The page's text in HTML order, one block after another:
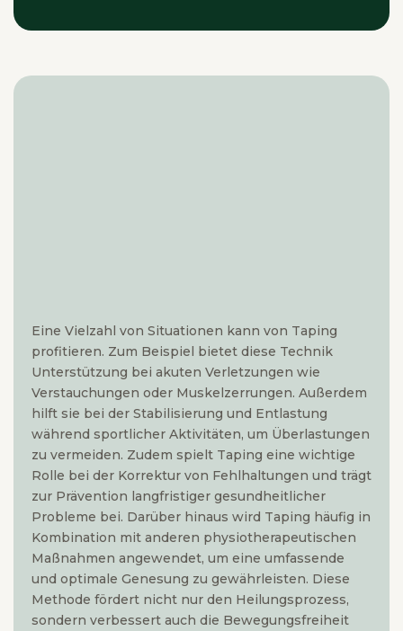
Eine Vielzahl von Situationen kann von Taping
profitieren. Zum Beispiel bietet diese Technik
Unterstützung bei akuten Verletzungen wie
Verstauchungen oder Muskelzerrungen. Außerdem
hilft sie bei der Stabilisierung und Entlastung
während sportlicher Aktivitäten, um Überlastungen
zu vermeiden. Zudem spielt Taping eine wichtige
Rolle bei der Korrektur von Fehlhaltungen und trägt
zur Prävention langfristiger gesundheitlicher
Probleme bei. Darüber hinaus wird Taping häufig in
Kombination mit anderen physiotherapeutischen
Maßnahmen angewendet, um eine umfassende
und optimale Genesung zu gewährleisten. Diese
Methode fördert nicht nur den Heilungsprozess,
sondern verbessert auch die Bewegungsfreiheit